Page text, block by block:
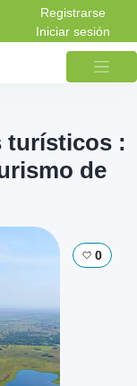
Registrarse
Iniciar sesión
turísticos :
de
0